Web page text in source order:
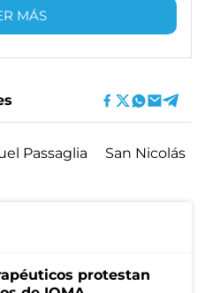
MÁS
Passaglia San Nicolás
protestan